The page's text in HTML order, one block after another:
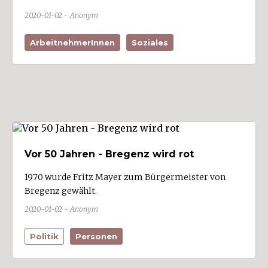
Fraxern
Fußach (3)
Gaißau (1)
Hard (7)
Hittisau
Hörbranz (1)
Hohenems (6)
Innerbraz
2020-01-02 - Anonym
ArbeitnehmerInnen Soziales
Vor 50 Jahren - Bregenz wird rot
1970 wurde Fritz Mayer zum Bürgermeister von
Bregenz gewählt.
2020-01-02 - Anonym
Politik Personen